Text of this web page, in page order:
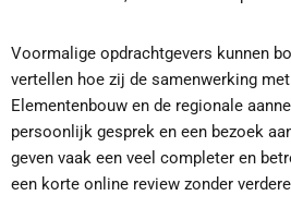
Voormalige opdrachtgevers kunnen
vertellen hoe zij de samenwerking
Elementenbouw en de regionale
persoonlijk gesprek en een bezoek
geven vaak een veel completer en
een korte online review zonder